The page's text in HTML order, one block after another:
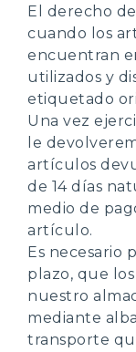
El derecho
cuando los
encuentran
utilizados y
etiquetado
Una vez
le
artículos
de 14 días
medio de
artículo.
Es necesario
plazo, que
nuestro
mediante
transporte